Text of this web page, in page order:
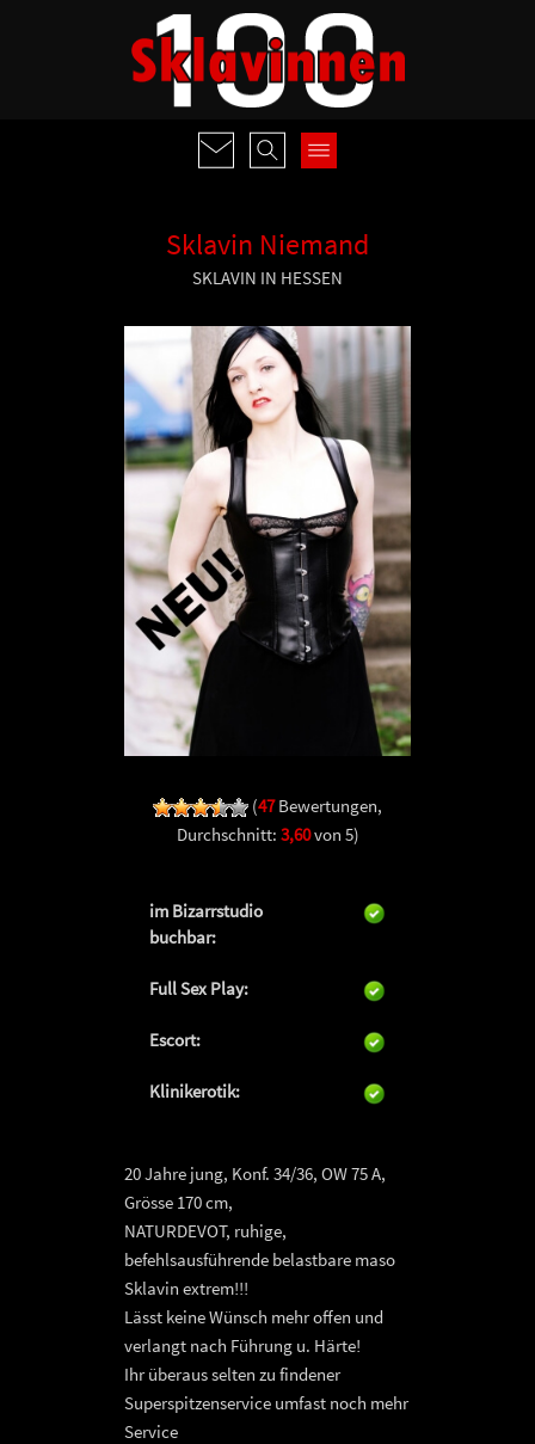
Sklavin Niemand
SKLAVIN IN HESSEN
(47Bewertungen,
Durchschnitt: 3,60von 5)
im Bizarrstudio
buchbar:
Full Sex Play:
Escort:
Klinikerotik:
20 Jahre jung, Konf. 34/36, OW 75 A,
Grösse 170 cm,
NATURDEVOT, ruhige,
befehlsausführende belastbare maso
Sklavin extrem!!!
Lässt keine Wünsch mehr offen und
verlangt nach Führung u. Härte!
Ihr überaus selten zu findener
Superspitzenservice umfast noch mehr
Service